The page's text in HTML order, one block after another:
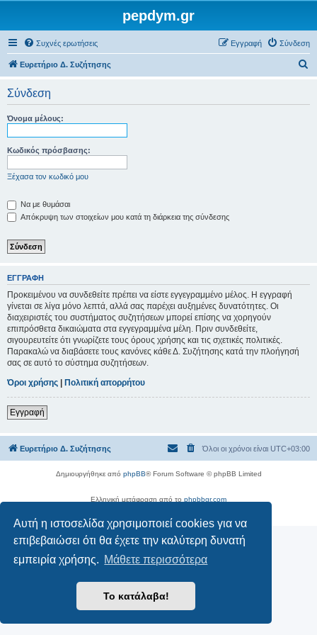
Αυτή η ιστοσελίδα χρησιμοποιεί cookies για να
επιβεβαιώσει ότι θα έχετε την καλύτερη δυνατή
εμπειρία χρήσης. Μάθετε περισσότερα
Το κατάλαβα!
pepdym.gr
Συχνές ερωτήσεις Σύνδεση
Εγγραφή
Ευρετήριο Δ. Συζήτησης
Σύνδεση
Όνομα μέλους:
Κωδικός πρόσβασης:
Ξέχασα τον κωδικό μου
Να με θυμάσαι
Απόκρυψη των στοιχείων μου κατά τη διάρκεια της σύνδεσης
ΕΓΓΡΑΦΉ
Προκειμένου να συνδεθείτε πρέπει να είστε εγγεγραμμένο μέλος. Η εγγραφή
γίνεται σε λίγα μόνο λεπτά, αλλά σας παρέχει αυξημένες δυνατότητες. Οι
διαχειριστές του συστήματος συζητήσεων μπορεί επίσης να χορηγούν
επιπρόσθετα δικαιώματα στα εγγεγραμμένα μέλη. Πριν συνδεθείτε,
σιγουρευτείτε ότι γνωρίζετε τους όρους χρήσης και τις σχετικές πολιτικές.
Παρακαλώ να διαβάσετε τους κανόνες κάθε Δ. Συζήτησης κατά την πλοήγησή
σας σε αυτό το σύστημα συζητήσεων.
Όροι χρήσης | Πολιτική απορρήτου
Εγγραφή
Ευρετήριο Δ. Συζήτησης Όλοι οι χρόνοι είναι UTC+03:00
Δημιουργήθηκε από phpBB® Forum Software © phpBB Limited
Ελληνική μετάφραση από το phpbbgr.com